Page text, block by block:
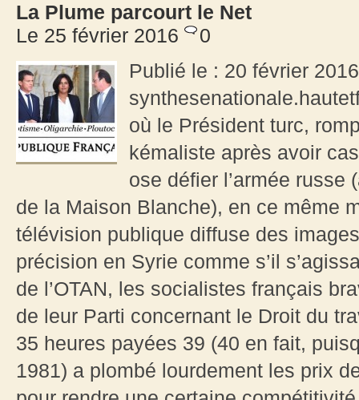
La Plume parcourt le Net
Le 25 février 2016
0
Publié le : 20 février
où le Président turc,
kémaliste après avoir
ose défier l’armée russe
de la Maison Blanche), en ce même
télévision publique diffuse des
précision en Syrie comme s’il
de l’OTAN, les socialistes français
de leur Parti concernant le Droit du
35 heures payées 39 (40 en fait,
1981) a plombé lourdement les prix